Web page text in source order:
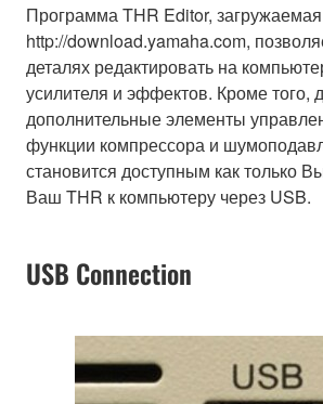
Программа THR Editor,
http://download.yamaha.com,
деталях редактировать на
усилителя и эффектов. Кроме того,
дополнительные элементы
функции компрессора и
становится доступным как только
Ваш THR к компьютеру через USB.
USB Connection